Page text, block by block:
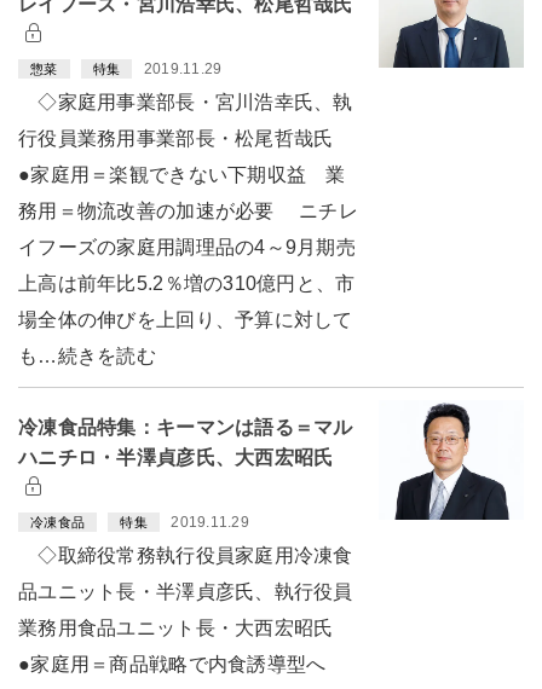
レイフーズ・宮川浩幸氏、松尾哲哉氏
惣菜 特集 2019.11.29
◇家庭用事業部長・宮川浩幸氏、執
行役員業務用事業部長・松尾哲哉氏
●家庭用＝楽観できない下期収益 業
務用＝物流改善の加速が必要 ニチレ
イフーズの家庭用調理品の4～9月期売
上高は前年比5.2％増の310億円と、市
場全体の伸びを上回り、予算に対して
も…続きを読む
冷凍食品特集：キーマンは語る＝マル
ハニチロ・半澤貞彦氏、大西宏昭氏
冷凍食品 特集 2019.11.29
◇取締役常務執行役員家庭用冷凍食
品ユニット長・半澤貞彦氏、執行役員
業務用食品ユニット長・大西宏昭氏
●家庭用＝商品戦略で内食誘導型へ